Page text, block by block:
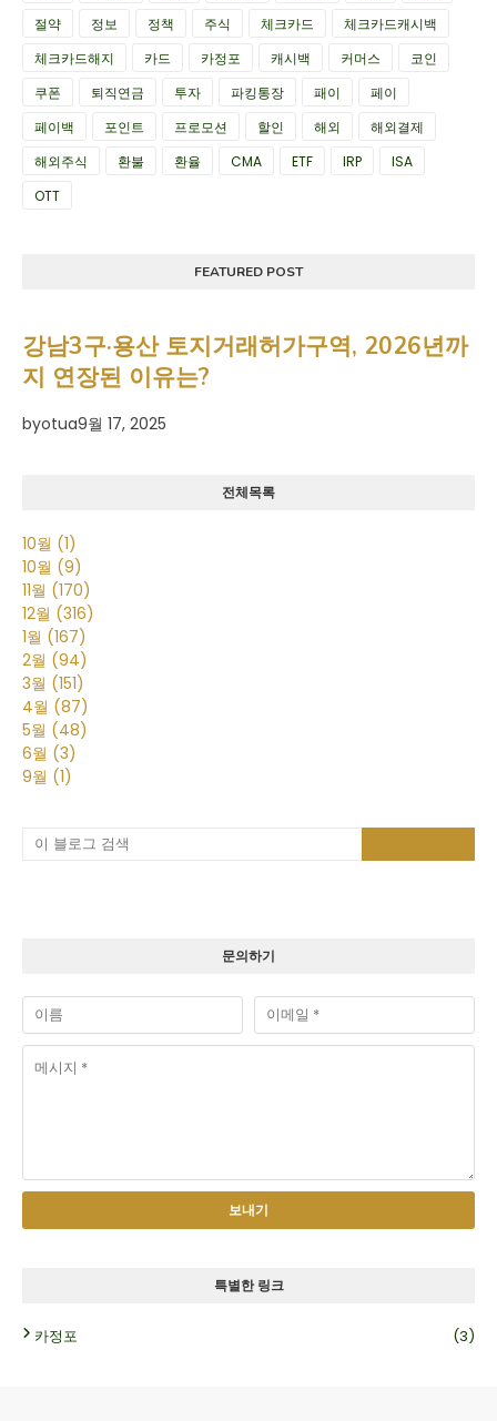
절약
정보 정책 주식 체크카드
체크카드캐시백
체크카드해지
카드 카정포 캐시백 커머스
코인
쿠폰
퇴직연금 투자 파킹통장 패이
페이
페이백
포인트 프로모션 할인 해외
해외결제
해외주식
환불 환율 CMA ETF IRP
ISA
OTT
FEATURED POST
강남3구·용산 토지거래허가구역, 2026년까
지 연장된 이유는?
byotua9월 17, 2025
전체목록
10월 (1)
10월 (9)
11월 (170)
12월 (316)
1월 (167)
2월 (94)
3월 (151)
4월 (87)
5월 (48)
6월 (3)
9월 (1)
문의하기
특별한 링크
카정포 (3)